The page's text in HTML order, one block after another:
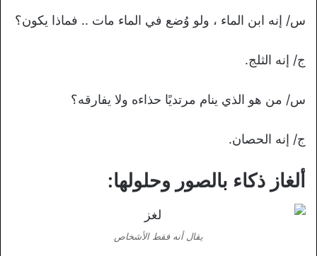
س/ إنه ابن الماء ، ولو وُضع في الماء مات .. فماذا يكون؟
ج/ إنه الثلج.
س/ من هو الذي ينام مرتديًا حذاءه ولا يفارقه؟
ج/ إنه الحصان.
ألغاز ذكاء بالصور وحلولها:
يقال أنه فقط الأشخاص